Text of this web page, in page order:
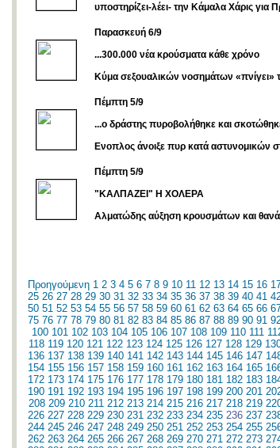
υποστηρίζει-λέει- την Κάμαλα Χάρις για
Παρασκευή 6/9
...300.000 νέα κρούσματα κάθε χρόνο
Κύμα σεξουαλικών νοσημάτων
Πέμπτη 5/9
...ο δράστης πυροβολήθηκε και
Ενοπλος άνοιξε πυρ κατά αστυνομικών
Πέμπτη 5/9
"ΚΑΛΠΑΖΕΙ" Η ΧΟΛΕΡΑ
Αλματώδης αύξηση κρουσμάτων και
Προηγούμενη 1 2 3 4 5 6 7 8 9 10 11 12 13 14 15 16
25 26 27 28 29 30 31 32 33 34 35 36 37 38 39 40 41
50 51 52 53 54 55 56 57 58 59 60 61 62 63 64 65 66
75 76 77 78 79 80 81 82 83 84 85 86 87 88 89 90 91
100 101 102 103 104 105 106 107 108 109 110 111
118 119 120 121 122 123 124 125 126 127 128 129
136 137 138 139 140 141 142 143 144 145 146 147
154 155 156 157 158 159 160 161 162 163 164 165
172 173 174 175 176 177 178 179 180 181 182 183
190 191 192 193 194 195 196 197 198 199 200 201
208 209 210 211 212 213 214 215 216 217 218 219
226 227 228 229 230 231 232 233 234 235 236 237
244 245 246 247 248 249 250 251 252 253 254 255
262 263 264 265 266 267 268 269 270 271 272 273